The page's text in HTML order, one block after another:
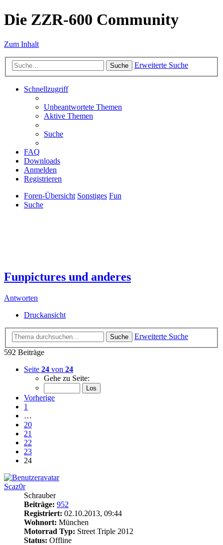
Die ZZR-600 Community
Zum Inhalt
Suche Erweiterte Suche
Schnellzugriff
Unbeantwortete Themen
Aktive Themen
Suche
FAQ
Downloads
Anmelden
Registrieren
Foren-Übersicht Sonstiges Fun
Suche
Funpictures und anderes
Antworten
Druckansicht
Suche
Erweiterte Suche
592 Beiträge
Seite 24 von 24
Gehe zu Seite:
Vorherige
1
…
20
21
22
23
24
Scaz0r
Schrauber
Beiträge: 952
Registriert: 02.10.2013, 09:44
Wohnort: München
Motorrad Typ: Street Triple 2012
Status: Offline